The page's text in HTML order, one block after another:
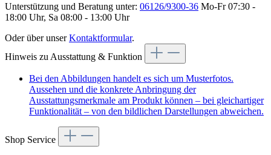
Unterstützung und Beratung unter: 06126/9300-36 Mo-Fr 07:30 -
18:00 Uhr, Sa 08:00 - 13:00 Uhr
Oder über unserKontaktformular.
Hinweis zu Ausstattung & Funktion
Bei den Abbildungen handelt es sich um Musterfotos.
Aussehen und die konkrete Anbringung der
Ausstattungsmerkmale am Produkt können – bei gleichartiger
Funktionalität – von den bildlichen Darstellungen abweichen.
Shop Service